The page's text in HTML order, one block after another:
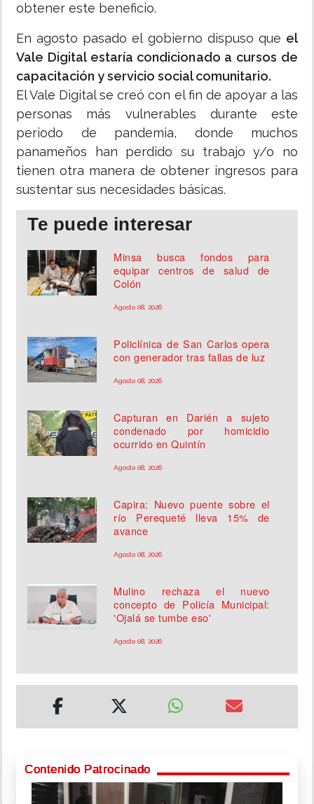
obtener este beneficio.
En agosto pasado el gobierno dispuso que el
Vale Digital estaría condicionado a cursos de
capacitación y servicio social comunitario.
El Vale Digital se creó con el fin de apoyar a las
personas más vulnerables durante este
periodo de pandemia, donde muchos
panameños han perdido su trabajo y/o no
tienen otra manera de obtener ingresos para
sustentar sus necesidades básicas.
Te puede interesar
Minsa busca fondos para
equipar centros de salud de
Colón
Agosto 08, 2026
Policlínica de San Carlos opera
con generador tras fallas de luz
Agosto 08, 2026
Capturan en Darién a sujeto
condenado por homicidio
ocurrido en Quintín
Agosto 08, 2026
Capira: Nuevo puente sobre el
río Perequeté lleva 15% de
avance
Agosto 08, 2026
Mulino rechaza el nuevo
concepto de Policía Municipal:
'Ojalá se tumbe eso'
Agosto 08, 2026
Contenido Patrocinado